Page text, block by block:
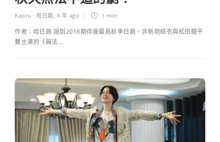
Kaoru · 哈日劇 , 8 年 ago 1 min
作者：哈日劇 說到2018期待度最高秋季日劇，非新垣結衣與松田龍平
雙主演的《無法…